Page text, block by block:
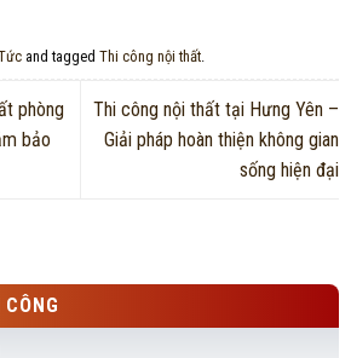
and tagged Thi công nội thất.
phòng
bảo
Thi công nội thất tại Hưng Yên –
Giải pháp hoàn thiện không gian
sống hiện đại